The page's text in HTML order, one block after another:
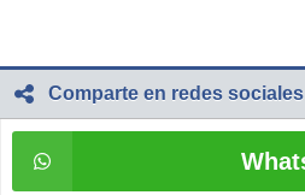
Comparte en redes sociales